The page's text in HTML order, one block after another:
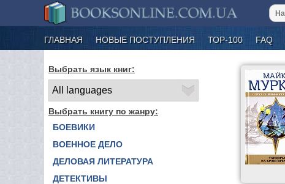
ГЛАВНАЯ НОВЫЕ ПОСТУПЛЕНИЯ ТОР-100 FAQ
Выбрать язык книг:
Выбрать книгу по жанру:
БОЕВИКИ
ВОЕННОЕ ДЕЛО
ДЕЛОВАЯ ЛИТЕРАТУРА
ДЕТЕКТИВЫ